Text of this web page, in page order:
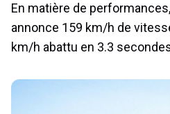
En matière de
annonce 159 km/h de
km/h abattu en 3.3